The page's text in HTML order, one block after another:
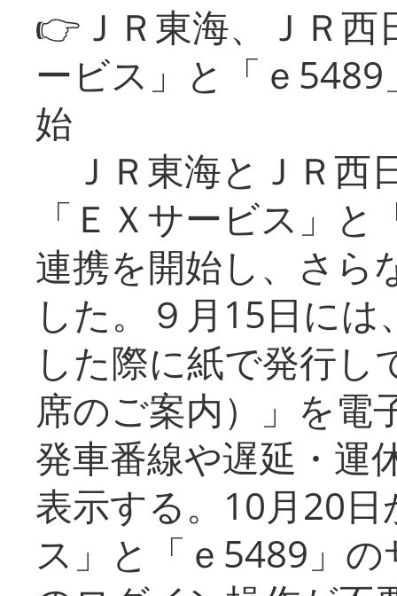
👉ＪＲ東海、ＪＲ
ービス」と「ｅ
始
ＪＲ東海とＪＲ西
「ＥＸサービス」
連携を開始し、さら
した。９月15日に
した際に紙で発行し
席のご案内）」を電
発車番線や遅延・運
表示する。10月20
ス」と「ｅ5489」